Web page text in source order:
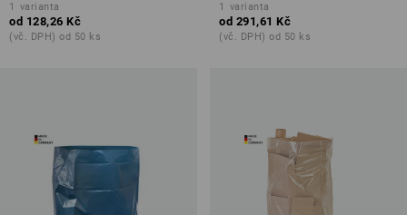
1 varianta
od 128,26 Kč
(vč. DPH) od 50 ks
1 varianta
od 291,61 Kč
(vč. DPH) od 50 ks